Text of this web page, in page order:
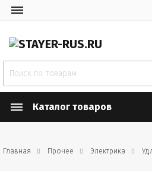
Каталог товаров
Главная Прочее Электрика